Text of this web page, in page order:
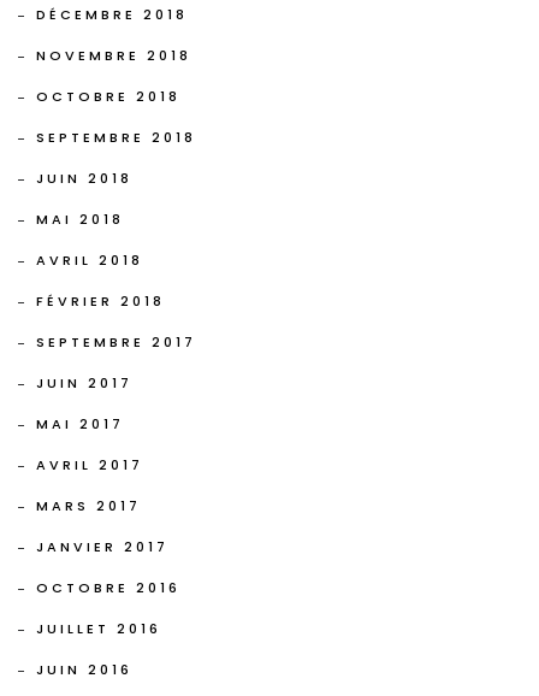
DÉCEMBRE 2018
NOVEMBRE 2018
OCTOBRE 2018
SEPTEMBRE 2018
JUIN 2018
MAI 2018
AVRIL 2018
FÉVRIER 2018
SEPTEMBRE 2017
JUIN 2017
MAI 2017
AVRIL 2017
MARS 2017
JANVIER 2017
OCTOBRE 2016
JUILLET 2016
JUIN 2016